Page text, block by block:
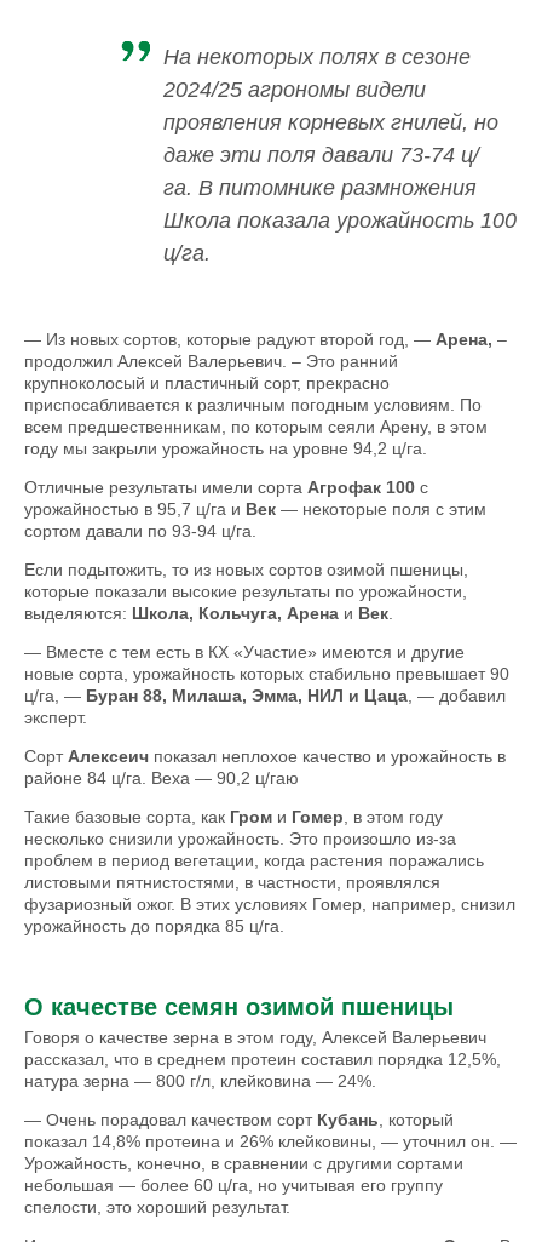
На некоторых полях в сезоне
2024/25 агрономы видели
проявления корневых гнилей, но
даже эти поля давали 73-74 ц/
га. В питомнике размножения
Школа показала урожайность 100
ц/га.
— Из новых сортов, которые радуют второй год, — Арена, –
продолжил Алексей Валерьевич. – Это ранний
крупноколосый и пластичный сорт, прекрасно
приспосабливается к различным погодным условиям. По
всем предшественникам, по которым сеяли Арену, в этом
году мы закрыли урожайность на уровне 94,2 ц/га.
Отличные результаты имели сорта Агрофак 100 с
урожайностью в 95,7 ц/га и Век — некоторые поля с этим
сортом давали по 93-94 ц/га.
Если подытожить, то из новых сортов озимой пшеницы,
которые показали высокие результаты по урожайности,
выделяются: Школа, Кольчуга, Арена и Век.
— Вместе с тем есть в КХ «Участие» имеются и другие
новые сорта, урожайность которых стабильно превышает 90
ц/га, — Буран 88, Милаша, Эмма, НИЛ и Цаца, — добавил
эксперт.
СортАлексеич показал неплохое качество и урожайность в
районе 84 ц/га. Веха — 90,2 ц/гаю
Такие базовые сорта, как Гром и Гомер, в этом году
несколько снизили урожайность. Это произошло из-за
проблем в период вегетации, когда растения поражались
листовыми пятнистостями, в частности, проявлялся
фузариозный ожог. В этих условиях Гомер, например, снизил
урожайность до порядка 85 ц/га.
О качестве семян озимой пшеницы
Говоря о качестве зерна в этом году, Алексей Валерьевич
рассказал, что в среднем протеин составил порядка 12,5%,
натура зерна — 800 г/л, клейковина — 24%.
— Очень порадовал качеством сорт Кубань, который
показал 14,8% протеина и 26% клейковины, — уточнил он. —
Урожайность, конечно, в сравнении с другими сортами
небольшая — более 60 ц/га, но учитывая его группу
спелости, это хороший результат.